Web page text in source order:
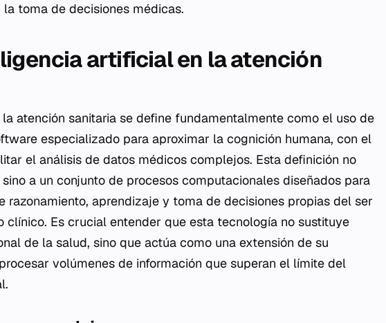
toma de decisiones médicas.
artificial en la atención
atención sanitaria se define fundamentalmente como el uso de
especializado para aproximar la cognición humana, con el
el análisis de datos médicos complejos. Esta definición no
a un conjunto de procesos computacionales diseñados para
razonamiento, aprendizaje y toma de decisiones propias del ser
clínico. Es crucial entender que esta tecnología no sustituye
de la salud, sino que actúa como una extensión de su
volúmenes de información que superan el límite del